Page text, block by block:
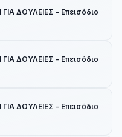
ΔΟΥΛΕΙΕΣ - Επεισόδιο
ΔΟΥΛΕΙΕΣ - Επεισόδιο
ΔΟΥΛΕΙΕΣ - Επεισόδιο